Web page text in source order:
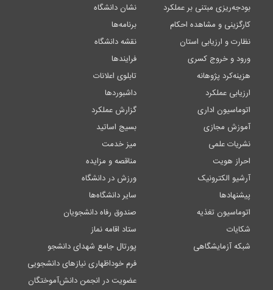
بودجه‌ریزی مبتنی بر عملکرد
کارگزینی و مشاهده احکام
نظارت و ارزیابی استان
ورود و خروج کسری
هزینه‌کرد پژوهانه
ارزیابی عملکرد
اتوماسیون اداری
آموزش مجازی
نشریات علمی
احراز هویت
آرشیو الکترونیک
پیشنهادها
اتوماسیون تغذیه
شکایات
شبکه آزمایشگاهی
نشان دانشگاه
برنامه‌ها
نقشه دانشگاه
فرایندها
تابلوی اعلانات
داشبوردها
گزارش عملکرد
بسیج اساتید
میز خدمت
مناقصه و مزایده
ورزش در دانشگاه
سایر دانشگاه‌ها
صندوق رفاه دانشجویان
ستاد اقامه نماز
پورتال جامع شهدای دانشجو
فرم خوداظهاری نیازهای دانشجویی
عضویت در انجمن دانش‌آموختگان